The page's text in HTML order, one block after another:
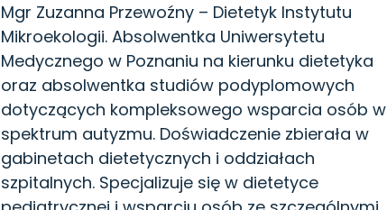
Mgr Zuzanna Przewoźny – Dietetyk Instytutu
Mikroekologii. Absolwentka Uniwersytetu
Medycznego w Poznaniu na kierunku dietetyka
oraz absolwentka studiów podyplomowych
dotyczących kompleksowego wsparcia osób w
spektrum autyzmu. Doświadczenie zbierała w
gabinetach dietetycznych i oddziałach
szpitalnych. Specjalizuje się w dietetyce